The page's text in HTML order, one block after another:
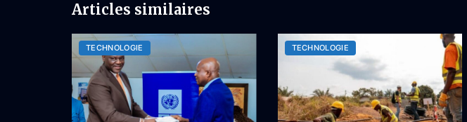
Articles similaires
TECHNOLOGIE TECHNOLOGIE